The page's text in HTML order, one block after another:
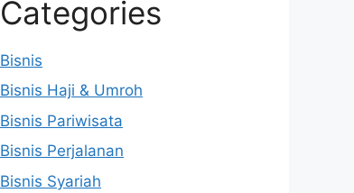
Categories
Bisnis
Bisnis Haji & Umroh
Bisnis Pariwisata
Bisnis Perjalanan
Bisnis Syariah